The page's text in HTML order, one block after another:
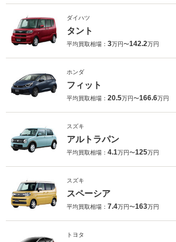
ダイハツ
タント
平均買取相場： 3万円〜142.2万円
ホンダ
フィット
平均買取相場： 20.5万円〜166.6万円
スズキ
アルトラパン
平均買取相場： 4.1万円〜125万円
スズキ
スペーシア
平均買取相場： 7.4万円〜163万円
トヨタ